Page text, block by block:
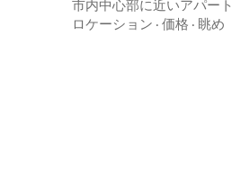
市内中心部に近いアパート
ロケーション · 価格 · 眺め